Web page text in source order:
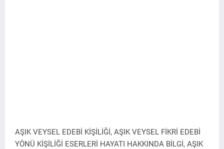
AŞIK VEYSEL EDEBİ KİŞİLİĞİ, AŞIK VEYSEL FİKRİ EDEBİ
YÖNÜ KİŞİLİĞİ ESERLERİ HAYATI HAKKINDA BİLGİ, AŞIK